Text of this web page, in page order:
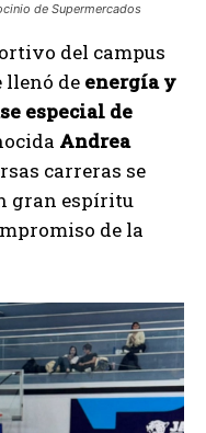
de Supermercados
del campus
llenó de energía y
especial de
Andrea
carreras se
gran espíritu
de la